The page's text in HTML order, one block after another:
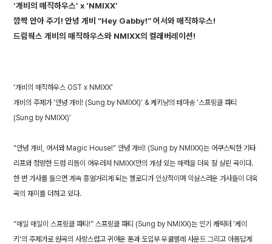
‘개비의 매직하우스’ x ‘NMIXX’
깜짝 안아 주기! 안녕 개비 “Hey Gabby!” 어서와 매직하우스!
드림웍스 개비의 매직하우스와 NMIXX의 컬래버레이션!
‘개비의 매직하우스 OST x NMIXX’
개비의 주제가 ‘안녕 개비! (Sung by NMIXX)’ & 케키냥의 테마송 ‘스프링클 파티
(Sung by NMIXX)’
"안녕 개비, 어서와 Magic House!" 안녕 개비! (Sung by NMIXX)는 어쿠스틱한 기타
리프와 청량한 드럼 리듬이 어우러져 NMIXX만의 개성 있는 매력을 더욱 잘 살린 곡이다.
한 번 가사를 들으면 계속 흥얼거리게 되는 멜로디가 인상적이며 익살스러운 가사들이 더욱
곡의 재미를 더하고 있다.
“매일 매일이 스프링클 파티!” 스프링클 파티 (Sung by NMIXX)는 인기 캐릭터 '케이
키'의 주제가로 원곡의 사랑스럽고 귀여운 톤과 도입부 우쿨렐레 사운드 그리고 아름답게